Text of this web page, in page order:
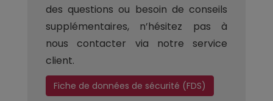
des questions ou besoin de conseils
supplémentaires, n’hésitez pas à
nous contacter via notre service
client.
Fiche de données de sécurité (FDS)